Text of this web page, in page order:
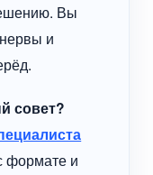
Вы
и
совет?
формате и